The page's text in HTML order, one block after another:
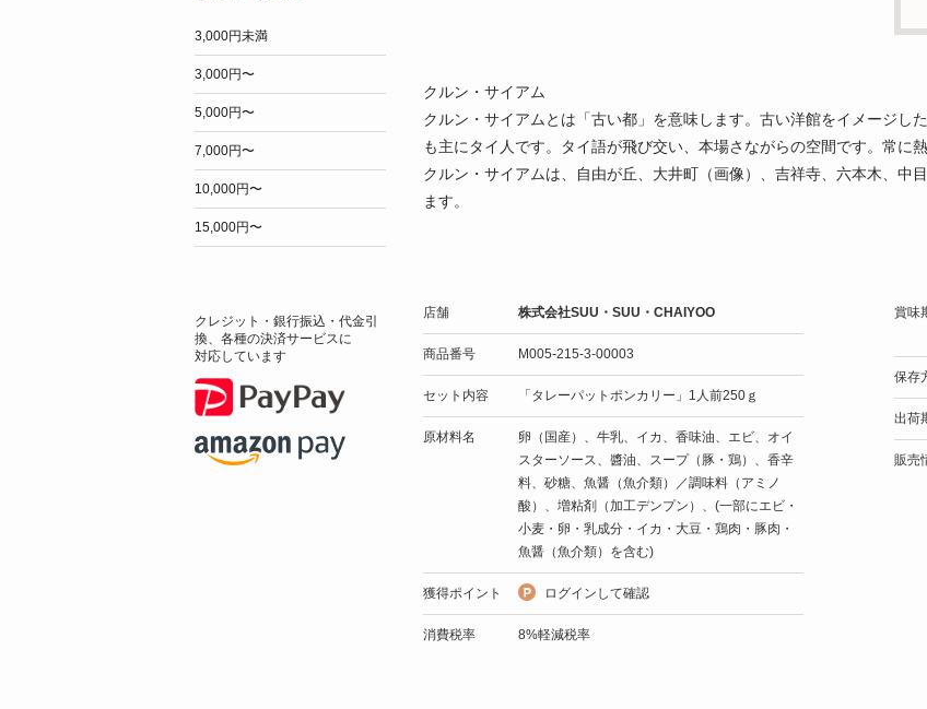
クルン・サイアム
クルン・サイアムとは「古い都」を意味します。古い洋館をイメージし
も主にタイ人です。タイ語が飛び交い、本場さながらの空間です。常に
クルン・サイアムは、自由が丘、大井町（画像）、吉祥寺、六本木、中
ます。
店舗 株式会社SUU・SUU・CHAIYOO
商品番号 M005-215-3-00003
セット内容 「タレーパットポンカリー」1人前250ｇ
原材料名
卵（国産）、牛乳、イカ、香味油、エビ、オイ
スターソース、醬油、スープ（豚・鶏）、香辛
料、砂糖、魚醤（魚介類）／調味料（アミノ
酸）、増粘剤（加工デンプン）、(一部にエビ・
小麦・卵・乳成分・イカ・大豆・鶏肉・豚肉・
魚醤（魚介類）を含む)
獲得ポイント ログインして確認
消費税率 8%軽減税率
賞味
保存
出荷
販売
3,000円未満
3,000円〜
5,000円〜
7,000円〜
10,000円〜
15,000円〜
クレジット・銀行振込・代金引
換、各種の決済サービスに
対応しています